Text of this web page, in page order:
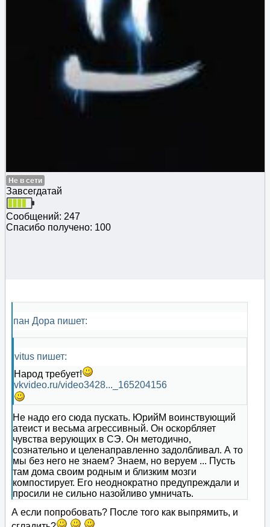
Не в сети
Завсегдатай
Сообщений: 247
Спасибо получено: 100
пан Дора пишет:
vitus пишет:
Народ требует!
vkvideo.ru/video3428..._165204156
Не надо его сюда пускать. ЮрийМ воинствующий
атеист и весьма агрессивный. Он оскорбляет
чувства верующих в СЭ. Он методично,
сознательно и целенаправленно задолбливал. А то
мы без него не знаем? Знаем, но веруем ... Пусть
там дома своим родным и близким мозги
компостирует. Его неоднократно предупреждали и
просили не сильно назойливо умничать.
А если попробовать? После того как выпрямить, и